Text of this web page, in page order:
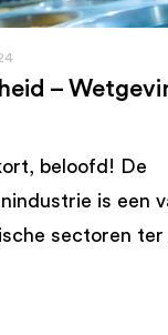
–
beloofd! De
is een
sectoren ter